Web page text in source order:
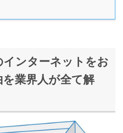
ンターネットをお
業界人が全て解